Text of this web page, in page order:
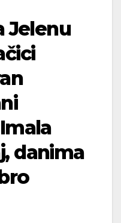
Jelenu
danima